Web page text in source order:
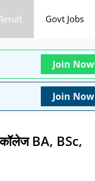
Govt Jobs
Join Now
Join Now
BA, BSc,